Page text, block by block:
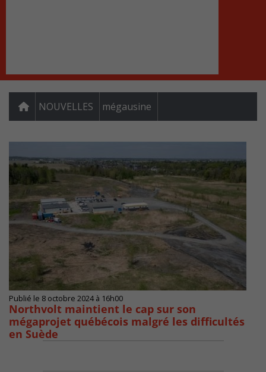
NOUVELLES mégausine
Publié le 8 octobre 2024 à 16h00
Northvolt maintient le cap sur son
mégaprojet québécois malgré les difficultés
en Suède